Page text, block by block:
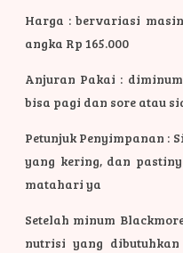
Harga : bervariasi
angka Rp 165.000
Anjuran Pakai :
bisa pagi dan sore atau
Petunjuk Penyimpanan :
yang kering, dan
matahari ya
Setelah minum
nutrisi yang